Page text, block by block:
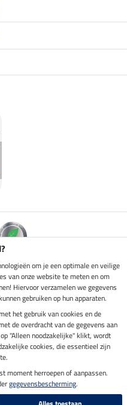
om 03:03 uur
om je een optimale en veilige
van onze website te meten en om
Hiervoor verzamelen we gegevens
gebruiken op hun apparaten.
het gebruik van cookies en de
de overdracht van de gegevens aan
"Alleen noodzakelijke" klikt, wordt
cookies, die essentieel zijn
moment herroepen of aanpassen.
gegevensbescherming.